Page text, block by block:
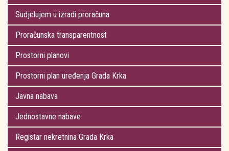
Sudjelujem u izradi proračuna
Proračunska transparentnost
Prostorni planovi
Prostorni plan uređenja Grada Krka
Javna nabava
Jednostavne nabave
Registar nekretnina Grada Krka